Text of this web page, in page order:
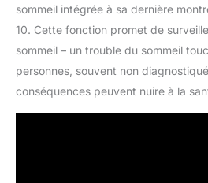
sommeil intégrée à sa dernière
10. Cette fonction promet de
sommeil – un trouble du sommeil
personnes, souvent non
conséquences peuvent nuire à la